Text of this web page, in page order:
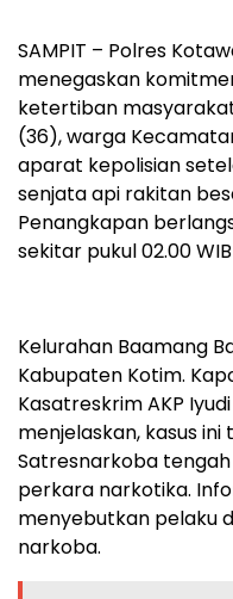
SAMPIT – Polres
menegaskan
ketertiban
(36), warga
aparat kepolisian
senjata api rakitan
Penangkapan
sekitar pukul 02.00
Kelurahan Baamang
Kabupaten Kotim.
Kasatreskrim AKP
menjelaskan, kasus
Satresnarkoba
perkara narkotika.
menyebutkan pelaku
narkoba.